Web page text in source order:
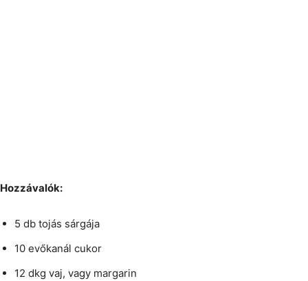
Hozzávalók:
5 db tojás sárgája
10 evőkanál cukor
12 dkg vaj, vagy margarin